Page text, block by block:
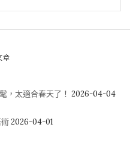
章
，太適合春天了！ 2026-04-04
2026-04-01